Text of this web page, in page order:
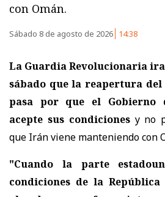
con Omán.
Sábado 8 de agosto de 2026 14:38
La Guardia Revolucionaria
sábado que la reapertura del
pasa por que el Gobierno
acepte sus condicionesy no
que Irán viene manteniendo con
"Cuando la parte
condiciones de la